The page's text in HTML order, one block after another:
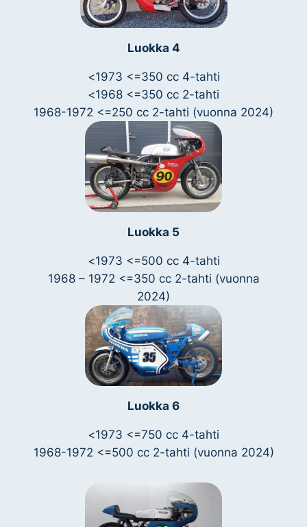
Luokka 4
<1973 <=350 cc 4-tahti
<1968 <=350 cc 2-tahti
1968-1972 <=250 cc 2-tahti (vuonna 2024)
Luokka 5
<1973 <=500 cc 4-tahti
1968 – 1972 <=350 cc 2-tahti (vuonna
2024)
Luokka 6
<1973 <=750 cc 4-tahti
1968-1972 <=500 cc 2-tahti (vuonna 2024)